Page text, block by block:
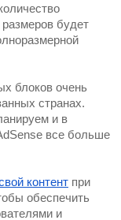
будет
блоков очень
странах.
и в
все больше
контент при
обеспечить
и